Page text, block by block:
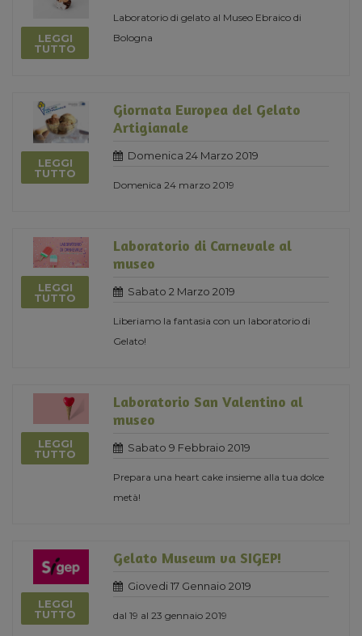
LEGGI
TUTTO
Laboratorio di gelato al Museo Ebraico di
Bologna
LEGGI
TUTTO
Giornata Europea del Gelato
Artigianale
Domenica 24 Marzo 2019
Domenica 24 marzo 2019
LEGGI
TUTTO
Laboratorio di Carnevale al
museo
Sabato 2 Marzo 2019
Liberiamo la fantasia con un laboratorio di
Gelato!
LEGGI
TUTTO
Laboratorio San Valentino al
museo
Sabato 9 Febbraio 2019
Prepara una heart cake insieme alla tua dolce
metà!
LEGGI
TUTTO
Gelato Museum va SIGEP!
Giovedi 17 Gennaio 2019
dal 19 al 23 gennaio 2019